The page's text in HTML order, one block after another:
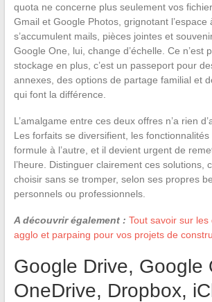
quota ne concerne plus seulement vos
Gmail et Google Photos, grignotant l’espace
s’accumulent mails, pièces jointes et
Google One, lui, change d’échelle. Ce n’est
stockage en plus, c’est un passeport pour
annexes, des options de partage familial et
qui font la différence.
L’amalgame entre ces deux offres n’a rien
Les forfaits se diversifient, les fonctionnalités
formule à l’autre, et il devient urgent de
l’heure. Distinguer clairement ces solutions,
choisir sans se tromper, selon ses propres
personnels ou professionnels.
A découvrir également : Tout savoir sur
agglo et parpaing pour vos projets de
Google Drive, Google
OneDrive, Dropbox,